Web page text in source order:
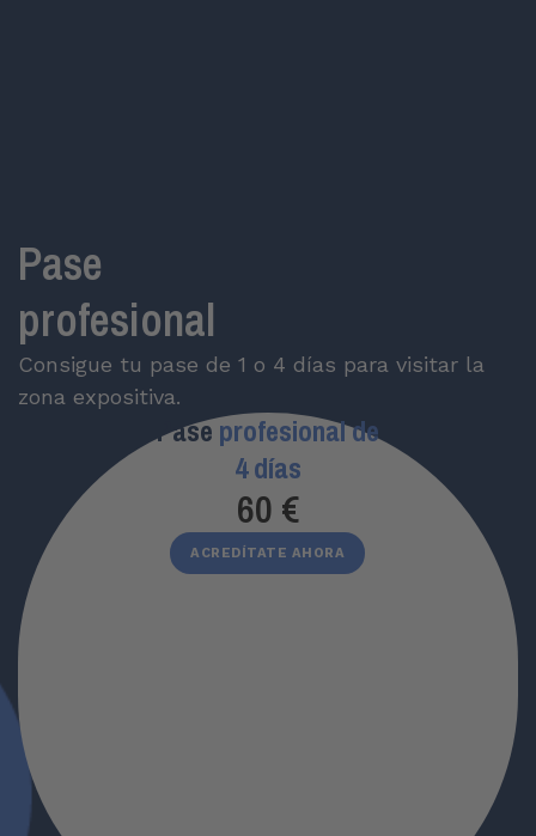
Pase
profesional
Consigue tu pase de 1 o 4 días para visitar la
zona expositiva.
Paseprofesional de
4 días
60 €
ACREDÍTATE AHORA